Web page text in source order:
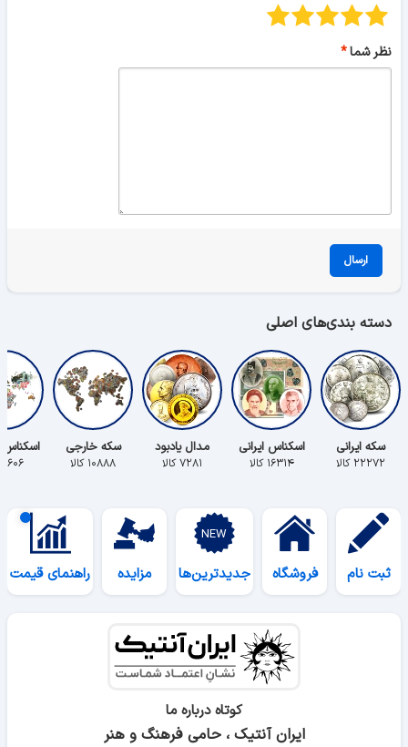
نظر شما
ارسال
دسته بندی‌های اصلی
سکه ایرانی
۲۲۲۷۲ کالا
اسکناس ایرانی
۱۶۳۱۴ کالا
مدال یادبود
۷۲۸۱ کالا
سکه خارجی
۱۰۸۸۸ کالا ۵۶۰۶ کالا
ثبت نام فروشگاه جدیدترین‌ها مزایده راهنمای قیمت
کوتاه درباره ما
ایران آنتیک ، حامی فرهنگ و هنر